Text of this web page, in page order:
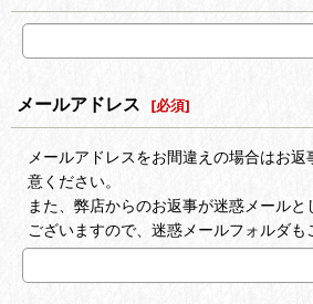
メールアドレス [必須]
メールアドレスをお間違えの場合はお
意ください。
また、弊店からのお返事が迷惑メール
ございますので、迷惑メールフォルダも